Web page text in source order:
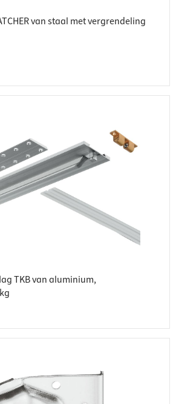
van staal met vergrendeling
TKB van aluminium,